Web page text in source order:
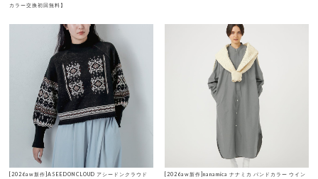
カラー交換初回無料】
[2026aw新作]ASEEDONCLOUD アシードンクラウド
[2026aw新作]nanamica ナナミカ バンドカラー ウイン